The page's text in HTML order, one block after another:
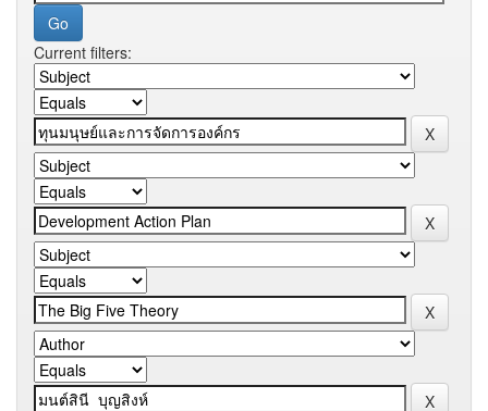
Current filters: